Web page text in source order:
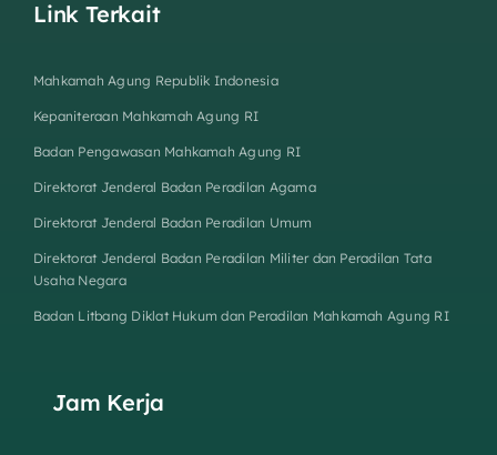
Link Terkait
Mahkamah Agung Republik Indonesia
Kepaniteraan Mahkamah Agung RI
Badan Pengawasan Mahkamah Agung RI
Direktorat Jenderal Badan Peradilan Agama
Direktorat Jenderal Badan Peradilan Umum
Direktorat Jenderal Badan Peradilan Militer dan Peradilan Tata
Usaha Negara
Badan Litbang Diklat Hukum dan Peradilan Mahkamah Agung RI
Jam Kerja